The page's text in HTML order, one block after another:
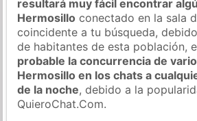
resultará muy fácil encontrar
Hermosillo conectado en la sala
coincidente a tu búsqueda,
de habitantes de esta población,
probable la concurrencia de
Hermosillo en los chats a
de la noche, debido a la
QuieroChat.Com.